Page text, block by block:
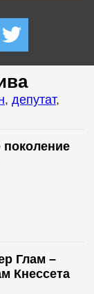
, депутат,
Глам –
Кнессета